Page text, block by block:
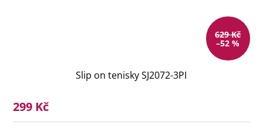
629 Kč
–52 %
Slip on tenisky SJ2072-3PI
299 Kč